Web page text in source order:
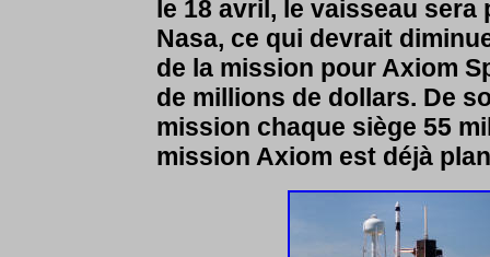
le 18 avril, le vaisseau
Nasa, ce qui devrait
de la mission pour Axiom
de millions de dollars. De
mission chaque siège 55
mission Axiom est déjà